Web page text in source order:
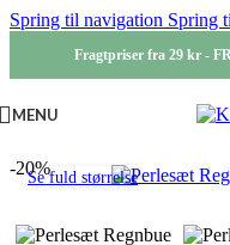
Spring til navigation Spring
Fragtpriser fra 29 kr -
MENU
-20%Se fuld størrelse